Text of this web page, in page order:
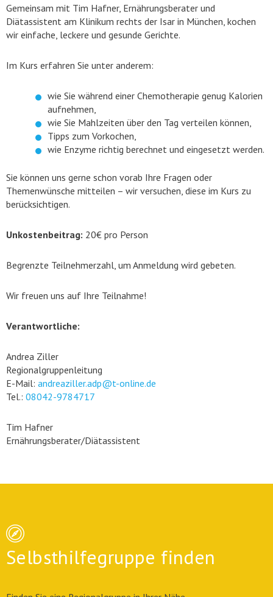
Gemeinsam mit Tim Hafner, Ernährungsberater und
Diätassistent am Klinikum rechts der Isar in München, kochen
wir einfache, leckere und gesunde Gerichte.
Im Kurs erfahren Sie unter anderem:
wie Sie während einer Chemotherapie genug Kalorien
aufnehmen,
wie Sie Mahlzeiten über den Tag verteilen können,
Tipps zum Vorkochen,
wie Enzyme richtig berechnet und eingesetzt werden.
Sie können uns gerne schon vorab Ihre Fragen oder
Themenwünsche mitteilen – wir versuchen, diese im Kurs zu
berücksichtigen.
Unkostenbeitrag: 20€ pro Person
Begrenzte Teilnehmerzahl, um Anmeldung wird gebeten.
Wir freuen uns auf Ihre Teilnahme!
Verantwortliche:
Andrea Ziller
Regionalgruppenleitung
E-Mail: andreaziller.adp@t-online.de
Tel.: 08042-9784717
Tim Hafner
Ernährungsberater/Diätassistent
Selbsthilfegruppe finden